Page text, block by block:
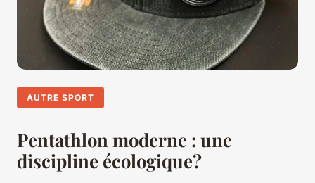
AUTRE SPORT
Pentathlon moderne : une
discipline écologique?